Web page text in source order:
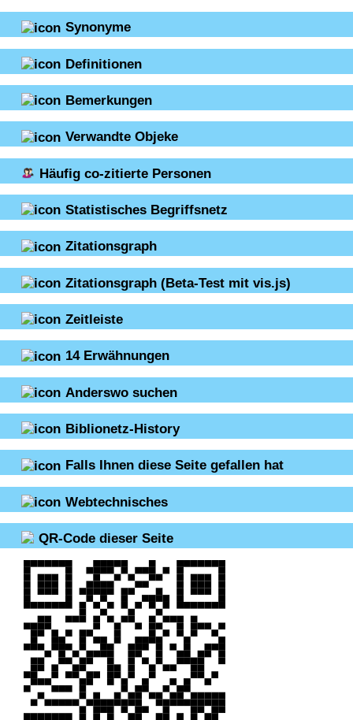
Synonyme
Definitionen
Bemerkungen
Verwandte Objeke
Häufig co-zitierte Personen
Statistisches Begriffsnetz
Zitationsgraph
Zitationsgraph (Beta-Test mit vis.js)
Zeitleiste
14 Erwähnungen
Anderswo suchen
Biblionetz-History
Falls Ihnen diese Seite gefallen hat
Webtechnisches
QR-Code dieser Seite